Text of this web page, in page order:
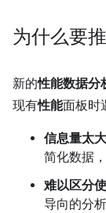
为什么要
新的性能数据分
现有性能面板时
信息量太大
简化数据
难以区分
导向的分